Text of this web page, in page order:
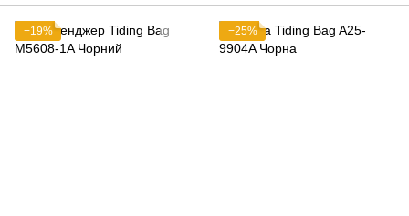
−19% −25%